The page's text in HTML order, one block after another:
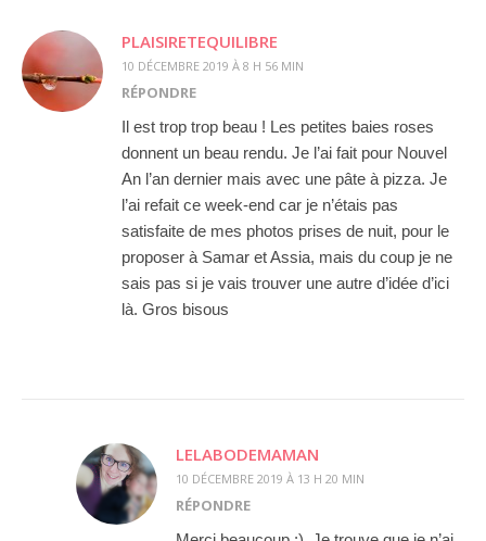
PLAISIRETEQUILIBRE
10 DÉCEMBRE 2019 À 8 H 56 MIN
RÉPONDRE
Il est trop trop beau ! Les petites baies roses
donnent un beau rendu. Je l’ai fait pour Nouvel
An l’an dernier mais avec une pâte à pizza. Je
l’ai refait ce week-end car je n’étais pas
satisfaite de mes photos prises de nuit, pour le
proposer à Samar et Assia, mais du coup je ne
sais pas si je vais trouver une autre d’idée d’ici
là. Gros bisous
LELABODEMAMAN
10 DÉCEMBRE 2019 À 13 H 20 MIN
RÉPONDRE